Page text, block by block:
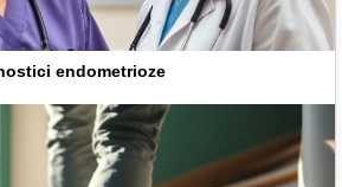
endometrioze